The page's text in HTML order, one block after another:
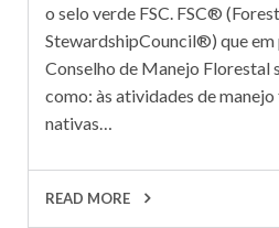
o selo verde FSC. FSC® (Forest
StewardshipCouncil®) que
Conselho de Manejo Florestal
como: às atividades de
nativas…
READ MORE